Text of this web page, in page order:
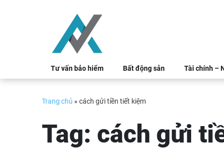
Tư vấn bảo hiểm Bất động sản Tài chính –
Trang chủ » cách gửi tiền tiết kiệm
Tag: cách gửi